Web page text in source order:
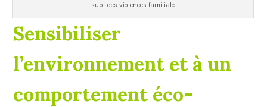
subi des violences familiale
Sensibiliser
l’environnement et à un
comportement éco-